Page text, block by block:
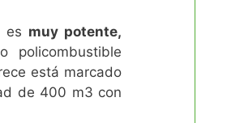
es muy potente,
policombustible
está marcado
de 400 m3 con